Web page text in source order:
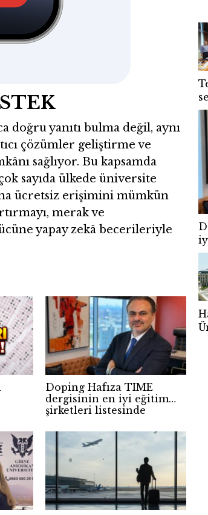
doğru yanıtı bulma değil, aynı
çözümler geliştirme ve
sağlıyor. Bu kapsamda
sayıda ülkede üniversite
ücretsiz erişimini mümkün
merak ve
yapay zekâ becerileriyle
Doping Hafıza TIME
dergisinin en iyi eğitim
şirketleri listesinde